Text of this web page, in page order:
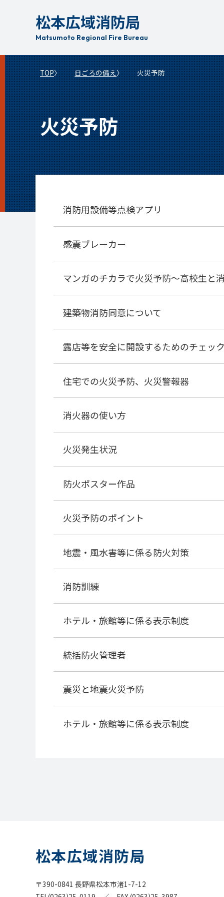
動
松本広域消防局
Matsumoto Regional Fire Bureau
TOP 日ごろの備え 火災予防
火災予防
消防用設備等点検アプリ
感震ブレーカー
マンガのチカラで火災予防～高校生と
建築物消防同意について
露店等を安全に開設するためのチェッ
住宅での火災予防、火災警報器
消火器の使い方
火災発生状況
防火ポスター作品
火災予防のポイント
地震・風水害等に係る防火対策
消防訓練
ホテル・旅館等に係る表示制度
統括防火管理者
震災と地震火災予防
ホテル・旅館等に係る表示制度
松本広域消防局
〒390-0841 長野県松本市渚1-7-12